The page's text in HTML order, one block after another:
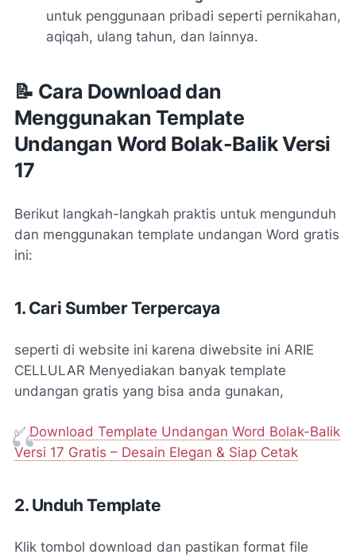
untuk penggunaan pribadi seperti pernikahan,
aqiqah, ulang tahun, dan lainnya.
📝 Cara Download dan
Menggunakan Template
Undangan Word Bolak-Balik Versi
17
Berikut langkah-langkah praktis untuk mengunduh
dan menggunakan template undangan Word gratis
ini:
1. Cari Sumber Terpercaya
seperti di website ini karena diwebsite ini ARIE
CELLULAR Menyediakan banyak template
undangan gratis yang bisa anda gunakan,
✅Download Template Undangan Word Bolak-Balik
Versi 17 Gratis – Desain Elegan & Siap Cetak
2. Unduh Template
Klik tombol download dan pastikan format file